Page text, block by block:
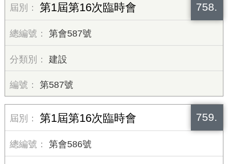
758.
第1屆第16次臨時會
第會587號
建設
第587號
759.
第1屆第16次臨時會
第會586號